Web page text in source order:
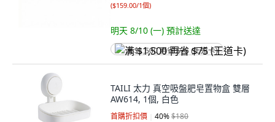
($159.00/1個)
明天 8/10 (一) 預計送達
满 $1,500 再省 $75 (王道卡)
TAILI 太力 真空吸盤肥皂置物盒 雙層
AW614, 1個, 白色
首購折扣價 40%$180